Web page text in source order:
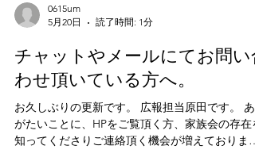
退職し今はパートとして事務職をしてます🙆 メー
ルやチャットでのやりとりで、入会しますか？み
ないのでこちらでお伝えしておきますが、入会金
一切不要！ツボや数珠も購入頂きません！ 個人情
報も流出させません🙇 全国のグループLINEやお
まいの地区のグループLINEがあるのでそれらに入
会されるかどうされるか？というような感じで
LINEご招待しますのでご安心ください！ まずは
0615um
5月20日
読了時間: 1分
チャットやメールにてお問い
わせ頂いている方へ。
お久しぶりの更新です。 広報担当原田です。 あ
がたいことに、HPをご覧頂く方、家族会の存在を
知ってくださりご連絡頂く機会が増えておりま